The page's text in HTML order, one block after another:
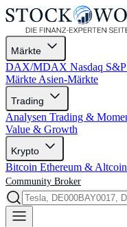
Märkte
DAX/MDAX Nasdaq
Märkte Asien-Märkte
Trading
Analysen Trading &
Value & Growth
Krypto
Bitcoin Ethereum &
Community Broker